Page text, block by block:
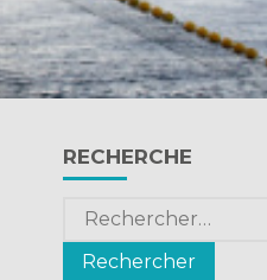
Blog
sidebar
RECHERCHE
Rechercher :